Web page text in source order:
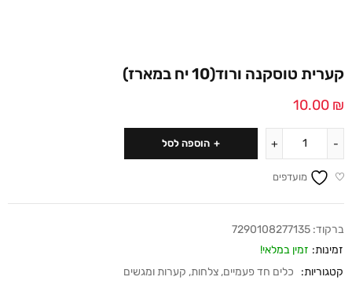
קערית טוסקנה ורוד(10 יח במארז)
10.00 ₪
הוספה לסל
מועדפים
ברקוד: 7290108277135
זמינות: זמין במלאי!
קטגוריות:
כלים חד פעמיים, צלחות, קערות ומגשים